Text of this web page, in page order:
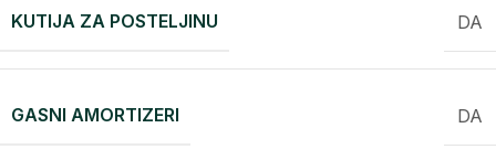
KUTIJA ZA POSTELJINU DA
GASNI AMORTIZERI DA